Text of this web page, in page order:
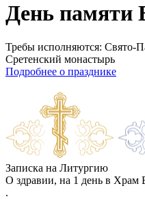
День памяти
Требы исполняются: Свято-
Сретенский монастырь
Подробнее о празднике
Записка на Литургию
О здравии, на 1 день в Храм
.